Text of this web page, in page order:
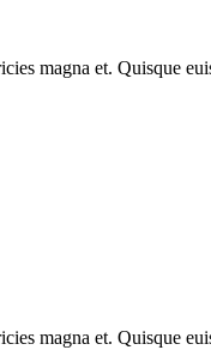
magna et. Quisque
magna et. Quisque